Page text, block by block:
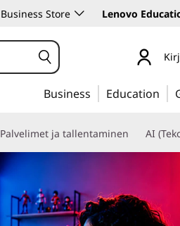
Business Store Lenovo
Business Education
Palvelimet ja tallentaminen AI